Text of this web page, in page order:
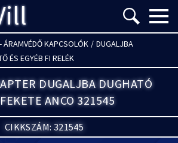
Menü
ÁRAMVÉDŐ KAPCSOLÓK / DUGALJBA
ÉS EGYÉB FI RELÉK
DUGALJBA DUGHATÓ
ANCO 321545
CIKKSZÁM: 321545